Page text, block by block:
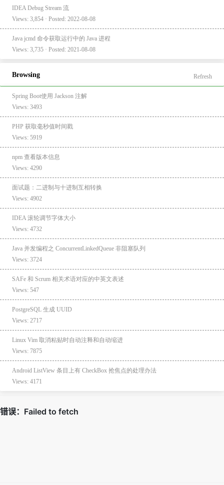
IDEA Debug Stream 流
Views: 3,854 · Posted: 2022-08-08
Java jcmd 命令获取运行中的 Java 进程
Views: 3,735 · Posted: 2021-08-08
Browsing Refresh
Spring Boot使用 Jackson 注解
Views: 3493
PHP 获取毫秒值时间戳
Views: 5919
npm 查看版本信息
Views: 4290
面试题：二进制与十进制互相转换
Views: 4902
IDEA 滚轮调节字体大小
Views: 4732
Java 并发编程之 ConcurrentLinkedQueue 非阻塞队列
Views: 3724
SAFe 和 Scrum 相关术语对应的中英文表述
Views: 547
PostgreSQL 生成 UUID
Views: 2717
Linux Vim 取消粘贴时自动注释和自动缩进
Views: 7875
Android ListView 条目上有 CheckBox 抢焦点的处理办法
Views: 4171